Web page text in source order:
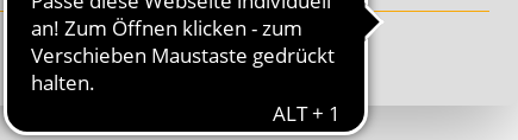
Details anzeigen